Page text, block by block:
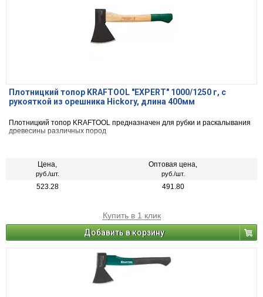
Плотницкий топор KRAFTOOL ″EXPERT″ 1000/1250 г, с
рукояткой из орешника Hickory, длина 400мм
Плотницкий топор KRAFTOOL предназначен для рубки и раскалывания
древесины различных пород
Цена,
руб./шт.
Оптовая цена,
руб./шт.
523.28 491.80
Купить в 1 клик
Добавить в корзину